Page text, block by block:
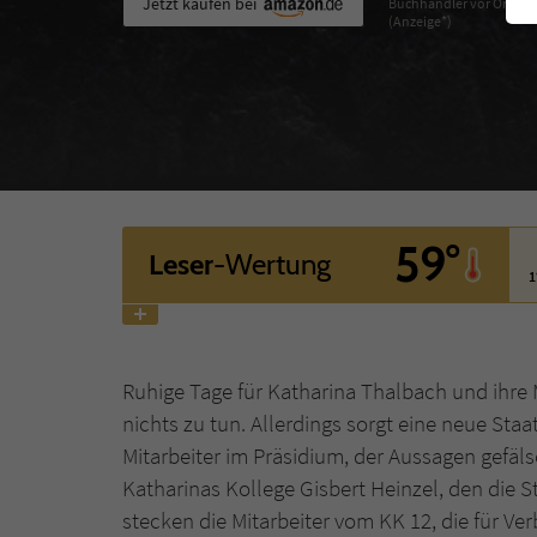
(Anzeige*)
Leser-Wertung 59°
Ruhige Tage für Katharina Thalbach und
nichts zu tun. Allerdings sorgt eine neue
Mitarbeiter im Präsidium, der Aussagen
Katharinas Kollege Gisbert Heinzel, den die
stecken die Mitarbeiter vom KK 12, die für